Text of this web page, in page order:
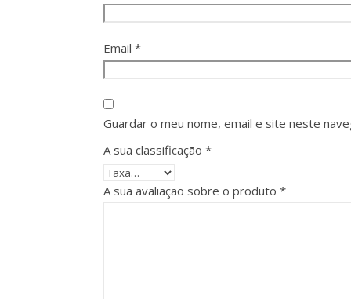
Email *
Guardar o meu nome, email e site neste
A sua classificação *
A sua avaliação sobre o produto *